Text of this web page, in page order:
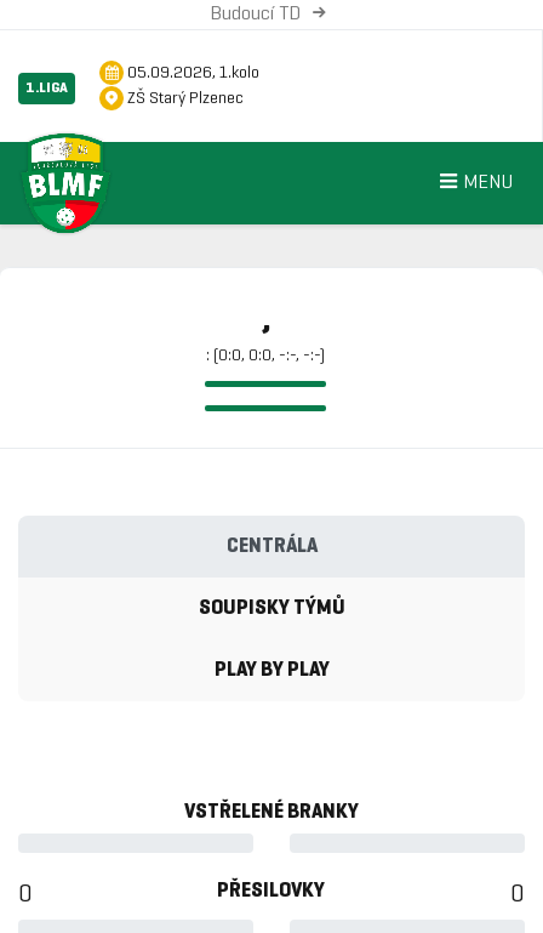
Budoucí TD
1.LIGA
05.09.2026, 1.kolo
ZŠ Starý Plzenec
MENU
,
: (0:0, 0:0, -:-, -:-)
CENTRÁLA
SOUPISKY TÝMŮ
PLAY BY PLAY
VSTŘELENÉ BRANKY
0 PŘESILOVKY 0